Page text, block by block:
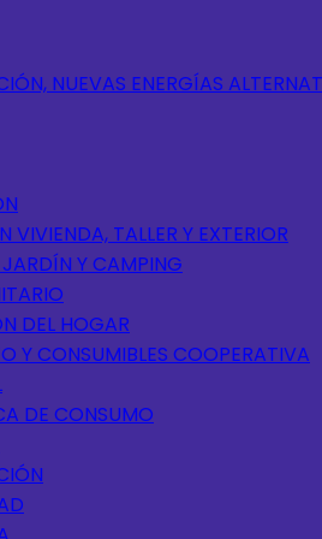
NUEVAS ENERGÍAS
VIVIENDA, TALLER Y EXTERIOR
Y CAMPING
DEL HOGAR
Y CONSUMIBLES COOPERATIVA
DE CONSUMO